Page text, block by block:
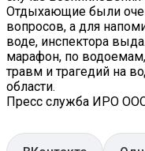
Отдыхающие были
вопросов, а для
воде, инспектора
марафон, по
травм и трагедий на
области.
Пресс служба ИРО